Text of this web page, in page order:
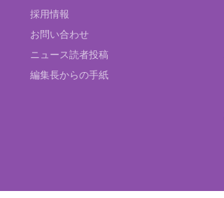
採用情報
お問い合わせ
ニュース読者投稿
編集長からの手紙